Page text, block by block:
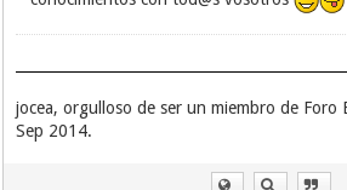
jocea, orgulloso de ser un miembro de Foro
Sep 2014.